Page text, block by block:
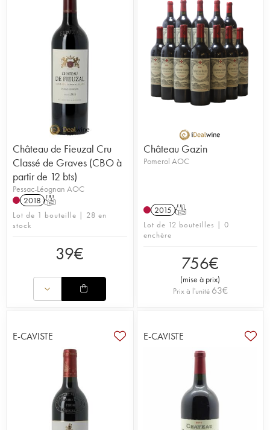
Château de Fieuzal Cru
Classé de Graves (CBO à
partir de 12 bts)
Pessac-Léognan AOC
2018 T
Lot de 1 bouteille | 28 en
stock
39€
Château Gazin
Pomerol AOC
2015 T
Lot de 12 bouteilles | 0
enchère
756€
(mise à prix)
Prix à l'unité 63€
E-CAVISTE E-CAVISTE